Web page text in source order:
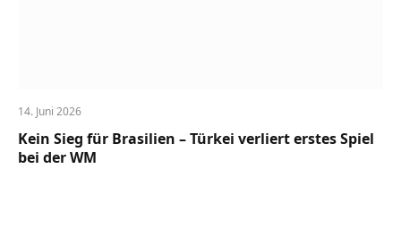
14. Juni 2026
Kein Sieg für Brasilien – Türkei verliert erstes Spiel
bei der WM